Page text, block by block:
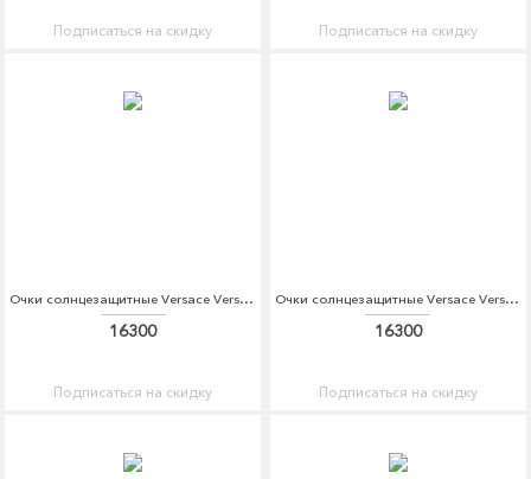
Подписаться на скидку Подписаться на скидку
Очки солнцезащитные Versace Versace VE110DWDBDU2
16300
Подписаться на скидку
Очки солнцезащитные Versace Versace VE110DWDBDU3
16300
Подписаться на скидку